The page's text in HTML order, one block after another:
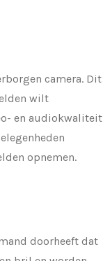
camera. Dit
wilt
en audiokwaliteit
opnemen.
doorheeft dat